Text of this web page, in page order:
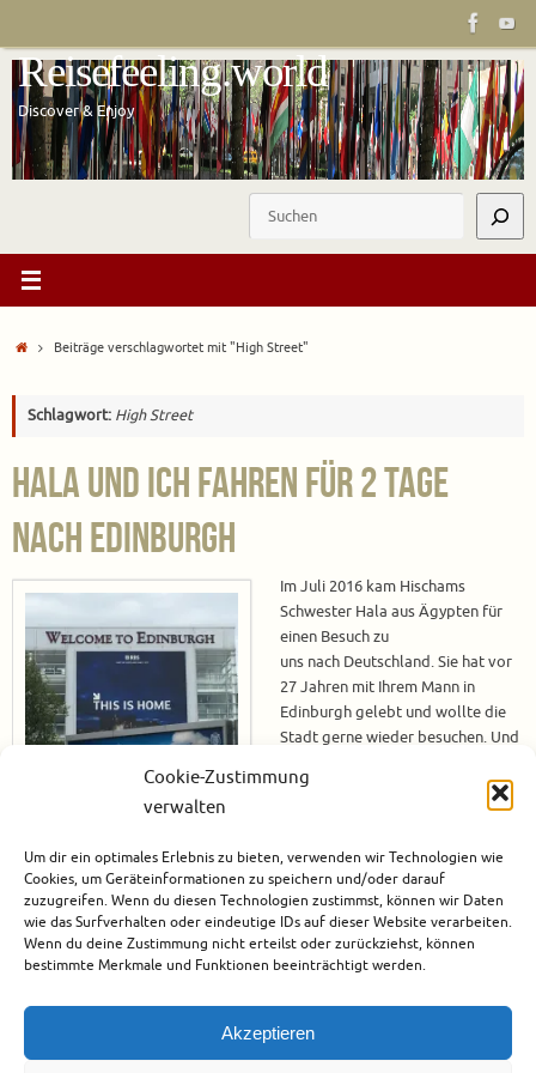
Cookie-Zustimmung
verwalten
Um dir ein optimales Erlebnis zu bieten, verwenden wir Technologien wie
Cookies, um Geräteinformationen zu speichern und/oder darauf
zuzugreifen. Wenn du diesen Technologien zustimmst, können wir Daten
wie das Surfverhalten oder eindeutige IDs auf dieser Website verarbeiten.
Wenn du deine Zustimmung nicht erteilst oder zurückziehst, können
bestimmte Merkmale und Funktionen beeinträchtigt werden.
Akzeptieren
springen
Reisefeeling.world
Discover & Enjoy
StartBeiträge verschlagwortet mit "High Street"
Schlagwort: High Street
Hala und ich fahren für 2 Tage
nach Edinburgh
Im Juli 2016 kam Hischams
Schwester Hala aus Ägypten für
einen Besuch zu
uns nach Deutschland. Sie hat vor
27 Jahren mit Ihrem Mann in
Edinburgh gelebt und wollte die
Stadt gerne wieder besuchen. Und
aufhalte, habe ich nicht lange
gezögert und bin mitgefahren. Wir hatten nur 2 Tage Zeit in Edinburgh,
einen Kurztrip…
Weiterlesen
August 2, 2016 Edinburgh,Europa, Großbritannien,Schottland